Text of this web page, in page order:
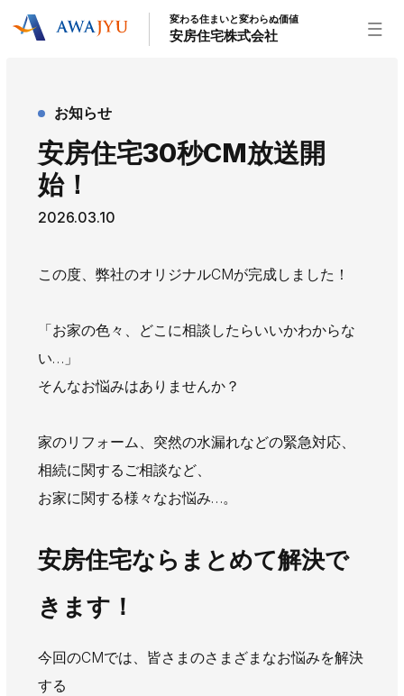
リフォーム事業 外装事業
新築住宅事業
不動産事業
大型物件事業
安房住宅について
スタッフ紹介
お知らせ
社長ブログ イベント お知らせ
大型工事施工事例
採用情報
協力会社募集
お問い合わせ
変わる住まいと変わらぬ価値
安房住宅株式会社
お知らせ
安房住宅30秒CM放送開
始！
2026.03.10
この度、弊社のオリジナルCMが完成しました！
「お家の色々、どこに相談したらいいかわからな
い…」
そんなお悩みはありませんか？
家のリフォーム、突然の水漏れなどの緊急対応、
相続に関するご相談など、
お家に関する様々なお悩み…。
安房住宅ならまとめて解決で
きます！
今回のCMでは、皆さまのさまざまなお悩みを解決
する